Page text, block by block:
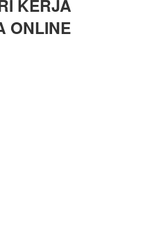
KERJA
ONLINE